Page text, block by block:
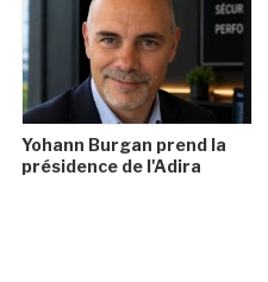
Yohann Burgan prend la
présidence de l'Adira